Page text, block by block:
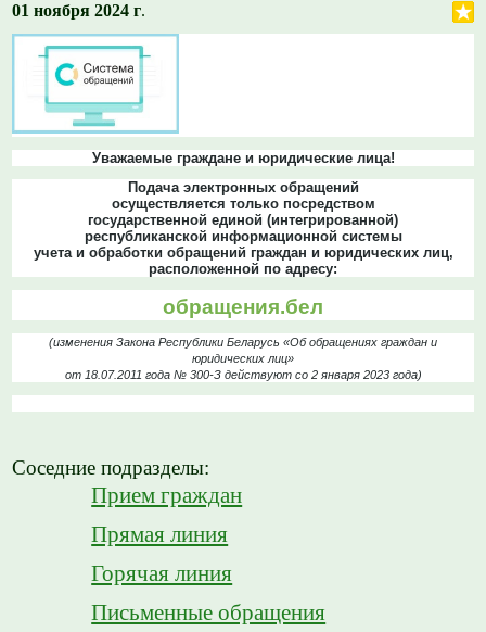
01 ноября 2024 г.
Уважаемые граждане и юридические лица!
Подача электронных обращений
осуществляется только посредством
государственной единой (интегрированной)
республиканской информационной системы
учета и обработки обращений граждан и юридических лиц,
расположенной по адресу:
обращения.бел
(изменения Закона Республики Беларусь «Об обращениях граждан и
юридических лиц»
от 18.07.2011 года № 300-З действуют со 2 января 2023 года)
Соседние подразделы:
Прием граждан
Прямая линия
Горячая линия
Письменные обращения